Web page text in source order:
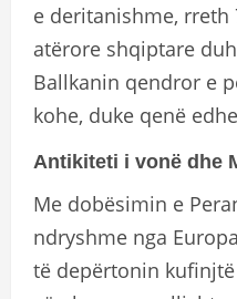
e deritanishme, rreth
atërore shqiptare
Ballkanin qendror e
kohe, duke qenë
Antikiteti i vonë dhe
Me dobësimin e
ndryshme nga
të depërtonin